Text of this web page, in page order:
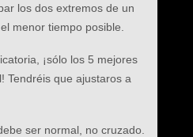
los dos extremos de un
menor tiempo posible.
¡sólo los 5 mejores
Tendréis que ajustaros a
ser normal, no cruzado.